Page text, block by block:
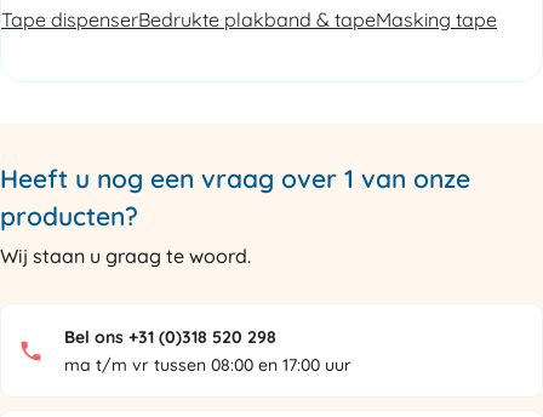
Tape dispenserBedrukte plakband & tapeMasking tape
Heeft u nog een vraag over 1 van onze
producten?
Wij staan u graag te woord.
Bel ons +31 (0)318 520 298
ma t/m vr tussen 08:00 en 17:00 uur